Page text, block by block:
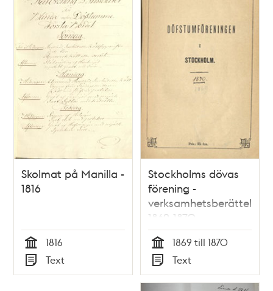
Skolmat på Manilla -
1816
Tid
1816
Typ
Text
Stockholms dövas
förening -
verksamhetsberättelser
1869-1870
Tid
1869 till 1870
Typ
Text